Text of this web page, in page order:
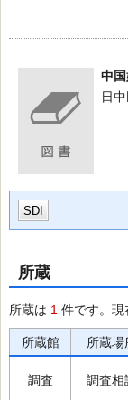
中
日
SDI
所蔵
所蔵は 1 件です。現
所蔵館 所蔵場
調査 調査相